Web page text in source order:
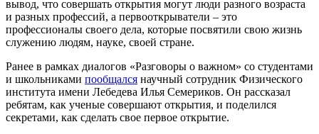
вывод, что совершать открытия могут люди разного возраста
и разных профессий, а первооткрыватели – это
профессионалы своего дела, которые посвятили свою жизнь
служению людям, науке, своей стране.
Ранее в рамках диалогов «Разговоры о важном» со студентами
и школьниками пообщался научный сотрудник Физического
института имени Лебедева Илья Семериков. Он рассказал
ребятам, как ученые совершают открытия, и поделился
секретами, как сделать свое первое открытие.